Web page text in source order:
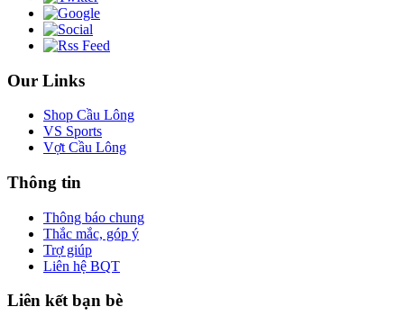
Our Links
Shop Cầu Lông
VS Sports
Vợt Cầu Lông
Thông tin
Thông báo chung
Thắc mắc, góp ý
Trợ giúp
Liên hệ BQT
Liên kết bạn bè